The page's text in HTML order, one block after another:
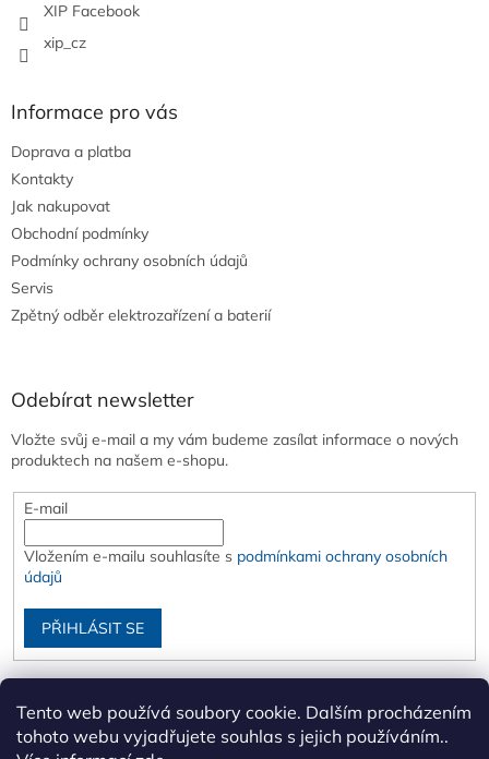
Tento web používá soubory cookie. Dalším procházením
tohoto webu vyjadřujete souhlas s jejich používáním..
XIP Facebook
xip_cz
Informace pro vás
Doprava a platba
Kontakty
Jak nakupovat
Obchodní podmínky
Podmínky ochrany osobních údajů
Servis
Zpětný odběr elektrozařízení a baterií
Odebírat newsletter
Vložte svůj e-mail a my vám budeme zasílat informace o nových
produktech na našem e-shopu.
E-mail
Vložením e-mailu souhlasíte s podmínkami ochrany osobních
údajů
PŘIHLÁSIT SE